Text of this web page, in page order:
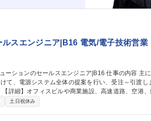
ルスエンジニア|B16 電気/電子技術営業
て、電源システム全体の提案を行い、受注～引渡し
電力会社から供給される高電圧の電気を必要な電圧
土日祝休み